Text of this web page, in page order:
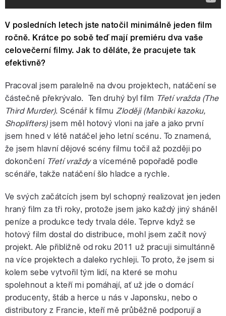
V posledních letech jste natočil minimálně jeden film
ročně. Krátce po sobě teď mají premiéru dva vaše
celovečerní filmy. Jak to děláte, že pracujete tak
efektivně?
Pracoval jsem paralelně na dvou projektech, natáčení se
částečně překrývalo. Ten druhý byl film Třetí vražda (The
Third Murder). Scénář k filmuZloději (Manbiki kazoku,
Shoplifters) jsem měl hotový vloni na jaře a jako první
jsem hned v létě natáčel jeho letní scénu. To znamená,
že jsem hlavní dějové scény filmu točil až později po
dokončení Třetí vraždya víceméně popořadě podle
scénáře, takže natáčení šlo hladce a rychle.
Ve svých začátcích jsem byl schopný realizovat jen jeden
hraný film za tři roky, protože jsem jako každý jiný sháněl
peníze a produkce tedy trvala déle. Teprve když se
hotový film dostal do distribuce, mohl jsem začít nový
projekt. Ale přibližně od roku 2011 už pracuji simultánně
na více projektech a daleko rychleji. To proto, že jsem si
kolem sebe vytvořil tým lidí, na které se mohu
spolehnout a kteří mi pomáhají, ať už jde o domácí
producenty, štáb a herce u nás v Japonsku, nebo o
distributory z Francie, kteří mě průběžně podporují a